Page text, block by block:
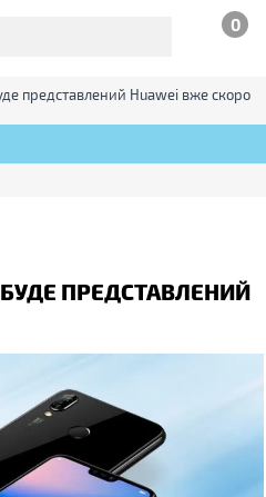
0
представлений Huawei вже скоро
ПРЕДСТАВЛЕНИЙ